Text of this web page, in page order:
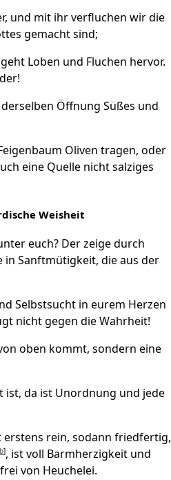
und mit ihr verfluchen wir die
gemacht sind;
Loben und Fluchen hervor.
Öffnung Süßes und
Oliven tragen, oder
eine Quelle nicht salziges
Weisheit
euch? Der zeige durch
in Sanftmütigkeit, die aus der
Selbstsucht in eurem Herzen
nicht gegen die Wahrheit!
oben kommt, sondern eine
ist, da ist Unordnung und jede
erstens rein, sodann friedfertig,
b], ist voll Barmherzigkeit und
von Heuchelei.